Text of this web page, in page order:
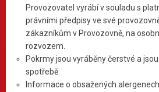
Provozovatel vyrábí v souladu s
právními předpisy ve své
zákazníkům v Provozovně, na
rozvozem.
Pokrmy jsou vyráběny čerstvé a
spotřebě.
Informace o obsažených